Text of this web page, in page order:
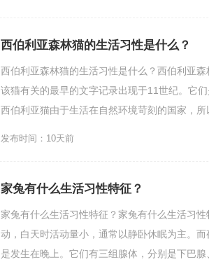
西伯利亚森林猫的生活习性是什么？
西伯利亚森林猫的生活习性是什么？西伯利亚
该猫有关的最早的文字记录出现于11世纪。它
西伯利亚猫由于生活在自然环境苛刻的国家，所
发布时间：10天前
家兔有什么生活习性特征？
家兔有什么生活习性特征？家兔有什么生活习
动，白天时活动量小，通常以静卧休眠为主。
是发生在晚上。它们有三组腺体，分别是下巴